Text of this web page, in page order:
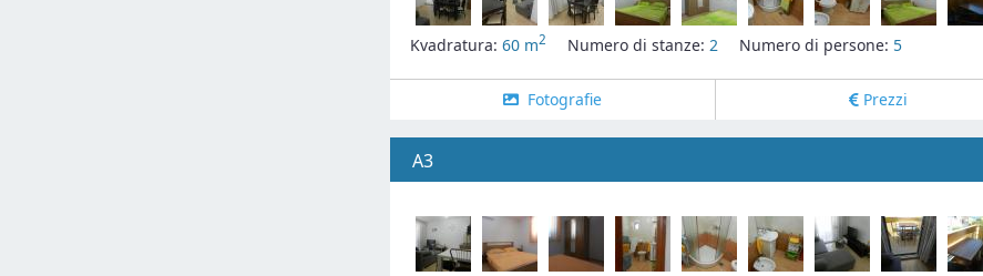
Kvadratura: 60 m2 Numero di stanze: 2 Numero di persone: 5
Fotografie Prezzi
A3